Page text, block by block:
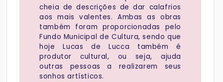
cheia de descrições de dar calafrios
aos mais valentes. Ambas as obras
também foram proporcionadas pelo
Fundo Municipal de Cultura, sendo que
hoje Lucas de Lucca também é
produtor cultural, ou seja, ajuda
outras pessoas a realizarem seus
sonhos artísticos.